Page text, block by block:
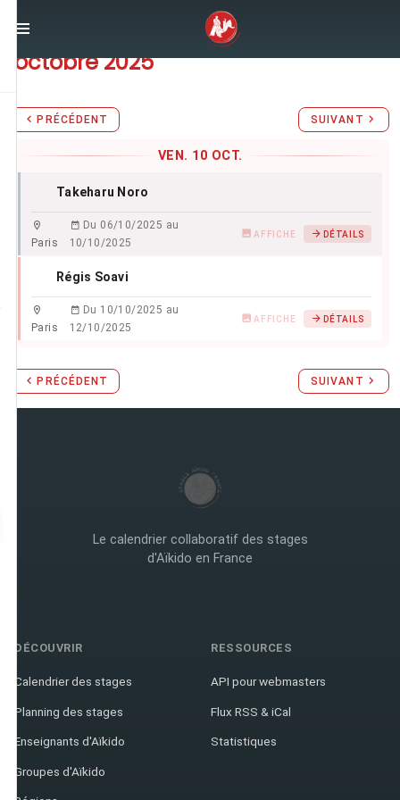
Stages d'Aïkido duvendredi 10
octobre 2025
PRÉCÉDENT SUIVANT
VEN. 10 OCT.
Takeharu Noro
Paris
Du 06/10/2025 au
10/10/2025
AFFICHE DÉTAILS
Régis Soavi
Paris
Du 10/10/2025 au
12/10/2025
AFFICHE DÉTAILS
PRÉCÉDENT SUIVANT
Le calendrier collaboratif des stages
d'Aïkido en France
DÉCOUVRIR
Calendrier des stages
Planning des stages
Enseignants d'Aïkido
Groupes d'Aïkido
RESSOURCES
API pour webmasters
Flux RSS & iCal
Statistiques